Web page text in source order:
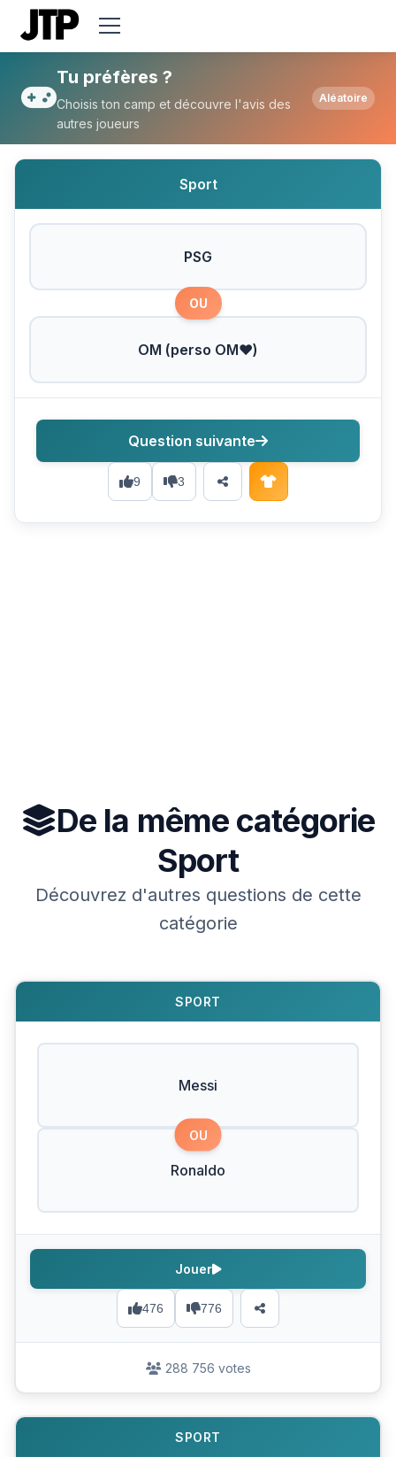
Tu préfères PSG ou OM (perso OM❤) ?
Tu préfères ?
Choisis ton camp et découvre l'avis des
autres joueurs
Aléatoire
Sport
PSG
OU
OM (perso OM❤)
9 3
Question suivante
De la même catégorie
Sport
Découvrez d'autres questions de cette
catégorie
SPORT
Messi
OU
Ronaldo
476 776
Jouer
288 756 votes
SPORT